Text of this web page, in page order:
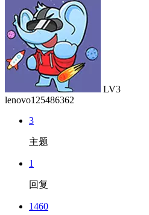
LV3
lenovo125486362
3
主题
1
回复
1460